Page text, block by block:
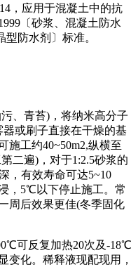
，应用于混凝土中的抗
〔砂浆、混凝土防水
型防水剂〕标准。
、青苔)，将纳米高分子
或刷子直接在干燥的基
施工约40~50m2,纵横至
二遍)，对于1:2.5砂浆的
，有效寿命可达5~10
，5℃以下停止施工。常
周后效果更佳(冬季固化
可反复加热20次及-18℃
变化。稀释液现配现用，